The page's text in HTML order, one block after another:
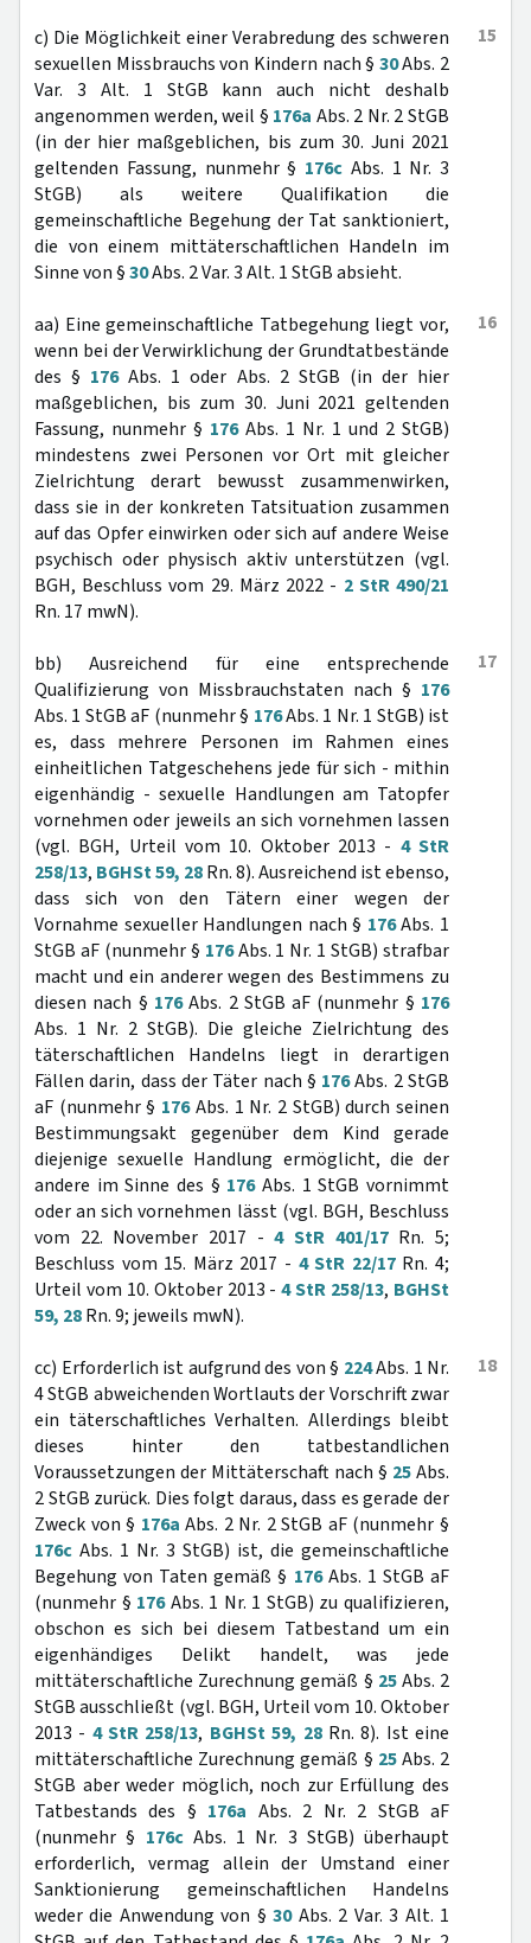
15
c) Die Möglichkeit einer Verabredung des schweren
sexuellen Missbrauchs von Kindern nach § 30Abs. 2
Var. 3 Alt. 1 StGB kann auch nicht deshalb
angenommen werden, weil § 176a Abs. 2 Nr. 2 StGB
(in der hier maßgeblichen, bis zum 30. Juni 2021
geltenden Fassung, nunmehr § 176c Abs. 1 Nr. 3
StGB) als weitere Qualifikation die
gemeinschaftliche Begehung der Tat sanktioniert,
die von einem mittäterschaftlichen Handeln im
Sinne von §30Abs. 2 Var. 3 Alt. 1 StGB absieht.
16
aa) Eine gemeinschaftliche Tatbegehung liegt vor,
wenn bei der Verwirklichung der Grundtatbestände
des § 176Abs. 1 oder Abs. 2 StGB (in der hier
maßgeblichen, bis zum 30. Juni 2021 geltenden
Fassung, nunmehr § 176Abs. 1 Nr. 1 und 2 StGB)
mindestens zwei Personen vor Ort mit gleicher
Zielrichtung derart bewusst zusammenwirken,
dass sie in der konkreten Tatsituation zusammen
auf das Opfer einwirken oder sich auf andere Weise
psychisch oder physisch aktiv unterstützen (vgl.
BGH, Beschluss vom 29. März 2022 - 2 StR 490/21
Rn. 17 mwN).
17
bb) Ausreichend für eine entsprechende
Qualifizierung von Missbrauchstaten nach § 176
Abs. 1 StGB aF (nunmehr § 176Abs. 1 Nr. 1 StGB) ist
es, dass mehrere Personen im Rahmen eines
einheitlichen Tatgeschehens jede für sich - mithin
eigenhändig - sexuelle Handlungen am Tatopfer
vornehmen oder jeweils an sich vornehmen lassen
(vgl. BGH, Urteil vom 10. Oktober 2013 - 4 StR
258/13, BGHSt 59, 28Rn. 8). Ausreichend ist ebenso,
dass sich von den Tätern einer wegen der
Vornahme sexueller Handlungen nach § 176Abs. 1
StGB aF (nunmehr § 176Abs. 1 Nr. 1 StGB) strafbar
macht und ein anderer wegen des Bestimmens zu
diesen nach § 176Abs. 2 StGB aF (nunmehr § 176
Abs. 1 Nr. 2 StGB). Die gleiche Zielrichtung des
täterschaftlichen Handelns liegt in derartigen
Fällen darin, dass der Täter nach § 176Abs. 2 StGB
aF (nunmehr § 176Abs. 1 Nr. 2 StGB) durch seinen
Bestimmungsakt gegenüber dem Kind gerade
diejenige sexuelle Handlung ermöglicht, die der
andere im Sinne des § 176Abs. 1 StGB vornimmt
oder an sich vornehmen lässt (vgl. BGH, Beschluss
vom 22. November 2017 -4 StR 401/17Rn. 5;
Beschluss vom 15. März 2017 - 4 StR 22/17Rn. 4;
Urteil vom 10. Oktober 2013 -4 StR 258/13, BGHSt
59, 28Rn. 9; jeweils mwN).
18
cc) Erforderlich ist aufgrund des von § 224Abs. 1 Nr.
4 StGB abweichenden Wortlauts der Vorschrift zwar
ein täterschaftliches Verhalten. Allerdings bleibt
dieses hinter den tatbestandlichen
Voraussetzungen der Mittäterschaft nach § 25Abs.
2 StGB zurück. Dies folgt daraus, dass es gerade der
Zweck von § 176a Abs. 2 Nr. 2 StGB aF (nunmehr §
176c Abs. 1 Nr. 3 StGB) ist, die gemeinschaftliche
Begehung von Taten gemäß § 176Abs. 1 StGB aF
(nunmehr § 176Abs. 1 Nr. 1 StGB) zu qualifizieren,
obschon es sich bei diesem Tatbestand um ein
eigenhändiges Delikt handelt, was jede
mittäterschaftliche Zurechnung gemäß § 25Abs. 2
StGB ausschließt (vgl. BGH, Urteil vom 10. Oktober
2013 - 4 StR 258/13, BGHSt 59, 28Rn. 8). Ist eine
mittäterschaftliche Zurechnung gemäß § 25Abs. 2
StGB aber weder möglich, noch zur Erfüllung des
Tatbestands des § 176a Abs. 2 Nr. 2 StGB aF
(nunmehr § 176cAbs. 1 Nr. 3 StGB) überhaupt
erforderlich, vermag allein der Umstand einer
Sanktionierung gemeinschaftlichen Handelns
weder die Anwendung von §30Abs. 2 Var. 3 Alt. 1